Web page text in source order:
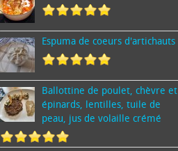
Espuma de cœurs d'artichauts
Ballottine de poulet, chèvre et
épinards, lentilles, tuile de
peau, jus de volaille crémé